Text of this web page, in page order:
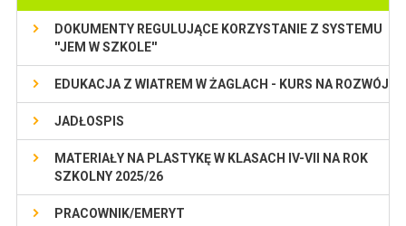
DOKUMENTY REGULUJĄCE KORZYSTANIE Z SYSTEMU
''JEM W SZKOLE''
EDUKACJA Z WIATREM W ŻAGLACH - KURS NA ROZWÓJ
JADŁOSPIS
MATERIAŁY NA PLASTYKĘ W KLASACH IV-VII NA ROK
SZKOLNY 2025/26
PRACOWNIK/EMERYT